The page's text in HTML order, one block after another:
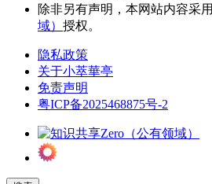
除非另有声明，本网站内容采用
域） 授权。
隐私政策
关于小萃華亭
免责声明
粤ICP备2025468875号-2